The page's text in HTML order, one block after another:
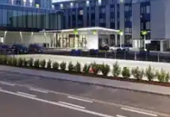
bild